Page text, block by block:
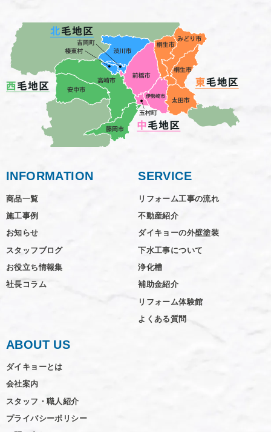
INFORMATION
商品一覧
施工事例
お知らせ
スタッフブログ
お役立ち情報集
社長コラム
SERVICE
リフォーム工事の流れ
不動産紹介
ダイキョーの外壁塗装
下水工事について
浄化槽
補助金紹介
リフォーム体験館
よくある質問
ABOUT US
ダイキョーとは
会社案内
スタッフ・職人紹介
プライバシーポリシー